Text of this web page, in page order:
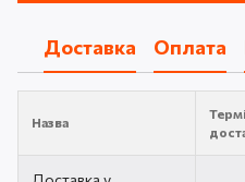
Доставка Оплата
Назва